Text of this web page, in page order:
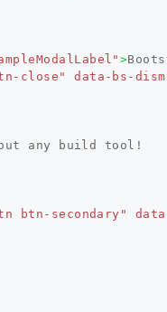
>
close" data-bs-
any build tool!
btn-secondary"